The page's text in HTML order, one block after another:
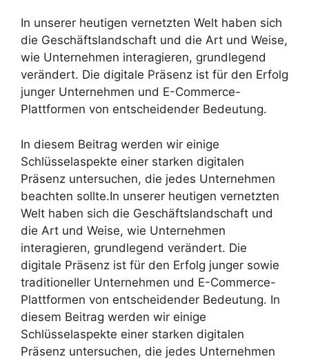
In unserer heutigen vernetzten Welt haben sich
die Geschäftslandschaft und die Art und Weise,
wie Unternehmen interagieren, grundlegend
verändert. Die digitale Präsenz ist für den Erfolg
junger Unternehmen und E-Commerce-
Plattformen von entscheidender Bedeutung.
In diesem Beitrag werden wir einige
Schlüsselaspekte einer starken digitalen
Präsenz untersuchen, die jedes Unternehmen
beachten sollte.In unserer heutigen vernetzten
Welt haben sich die Geschäftslandschaft und
die Art und Weise, wie Unternehmen
interagieren, grundlegend verändert. Die
digitale Präsenz ist für den Erfolg junger sowie
traditioneller Unternehmen und E-Commerce-
Plattformen von entscheidender Bedeutung. In
diesem Beitrag werden wir einige
Schlüsselaspekte einer starken digitalen
Präsenz untersuchen, die jedes Unternehmen